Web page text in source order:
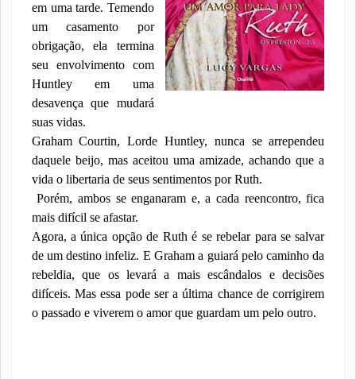
em uma tarde. Temendo
um casamento por
obrigação, ela termina
seu envolvimento com
Huntley em uma
desavença que mudará
suas vidas.
Graham Courtin, Lorde Huntley, nunca se arrependeu
daquele beijo, mas aceitou uma amizade, achando que a
vida o libertaria de seus sentimentos por Ruth.
Porém, ambos se enganaram e, a cada reencontro, fica
mais difícil se afastar.
Agora, a única opção de Ruth é se rebelar para se salvar
de um destino infeliz. E Graham a guiará pelo caminho da
rebeldia, que os levará a mais escândalos e decisões
difíceis. Mas essa pode ser a última chance de corrigirem
o passado e viverem o amor que guardam um pelo outro.